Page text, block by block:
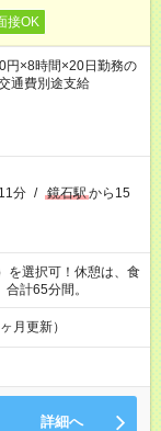
接OK
円×8時間×20日勤務の
通費別途支給
分 / 鏡石駅から15
を選択可！休憩は、食
計65分間。
月更新）
詳細へ